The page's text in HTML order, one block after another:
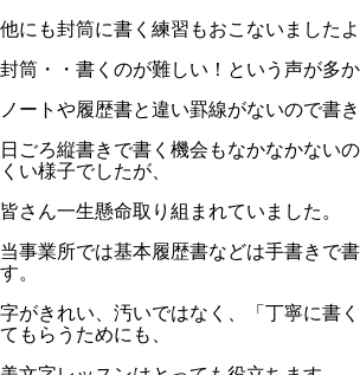
他にも封筒に書く練習もおこないました
封筒・・書くのが難しい！という声が多か
ノートや履歴書と違い罫線がないので書
日ごろ縦書きで書く機会もなかなかない
くい様子でしたが、
皆さん一生懸命取り組まれていました。
当事業所では基本履歴書などは手書きで
す。
字がきれい、汚いではなく、「丁寧に書
てもらうためにも、